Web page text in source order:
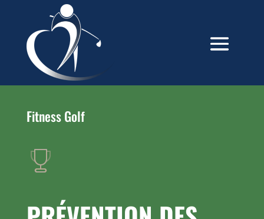
Fitness Golf